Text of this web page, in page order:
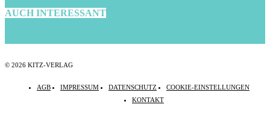
AUCH INTERESSANT
© 2026 KITZ-VERLAG
AGB IMPRESSUM DATENSCHUTZ
COOKIE-EINSTELLUNGEN
KONTAKT